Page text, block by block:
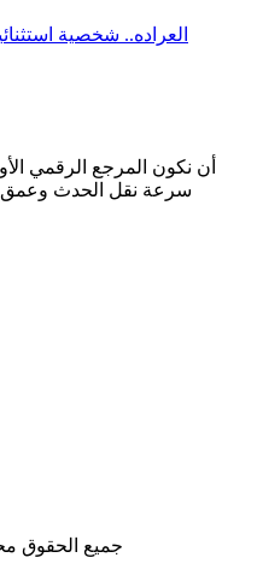
العراده.. شخصية
أن نكون المرجع الرقمي
سرعة نقل الحدث وعمق
جميع الحقوق